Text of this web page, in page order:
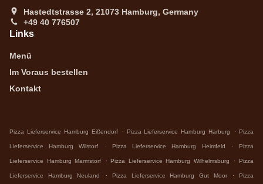
Hastedtstrasse 2, 21073 Hamburg, Germany
+49 40 776507
Links
Menü
Im Voraus bestellen
Kontakt
Pizza Lieferservice Hamburg Eißendorf . Pizza Lieferservice Hamburg Harburg . Pizza
Lieferservice Hamburg Wilstorf . Pizza Lieferservice Hamburg Heimfeld . Pizza
Lieferservice Hamburg Marmstorf . Pizza Lieferservice Hamburg Wilhelmsburg . Pizza
Lieferservice Hamburg Neuland . Pizza Lieferservice Hamburg Gut Moor . Pizza